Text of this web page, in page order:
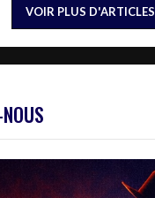
VOIR PLUS D'ARTICLES